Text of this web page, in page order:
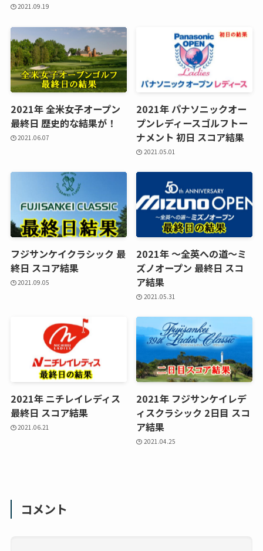
2021.09.19
2021年 全米女子オープン
最終日 歴史的な結果が！
2021.06.07
2021年 パナソニックオー
プンレディースゴルフトー
ナメント 初日 スコア結果
2021.05.01
フジサンケイクラシック 最
終日 スコア結果
2021.09.05
2021年 ～全英への道～ミ
ズノオープン 最終日 スコ
ア結果
2021.05.31
2021年 ニチレイレディス
最終日 スコア結果
2021.06.21
2021年 フジサンケイレデ
ィスクラシック 2日目 スコ
ア結果
2021.04.25
コメント